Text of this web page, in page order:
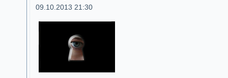
09.10.2013 21:30